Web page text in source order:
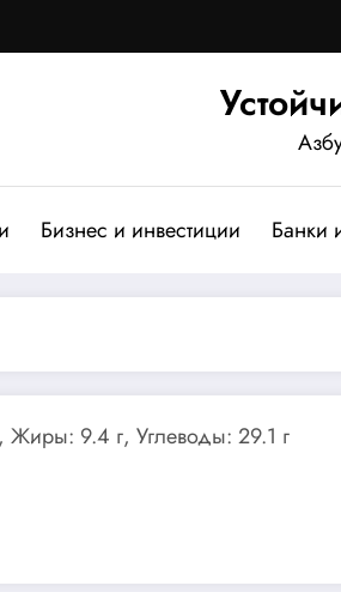
Бизнес и инвестиции Банки
Жиры: 9.4 г, Углеводы: 29.1 г